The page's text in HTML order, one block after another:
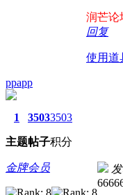
润芒论
回复
使用道
ppapp
1
主题
3503
帖子
3503
积分
金牌会员